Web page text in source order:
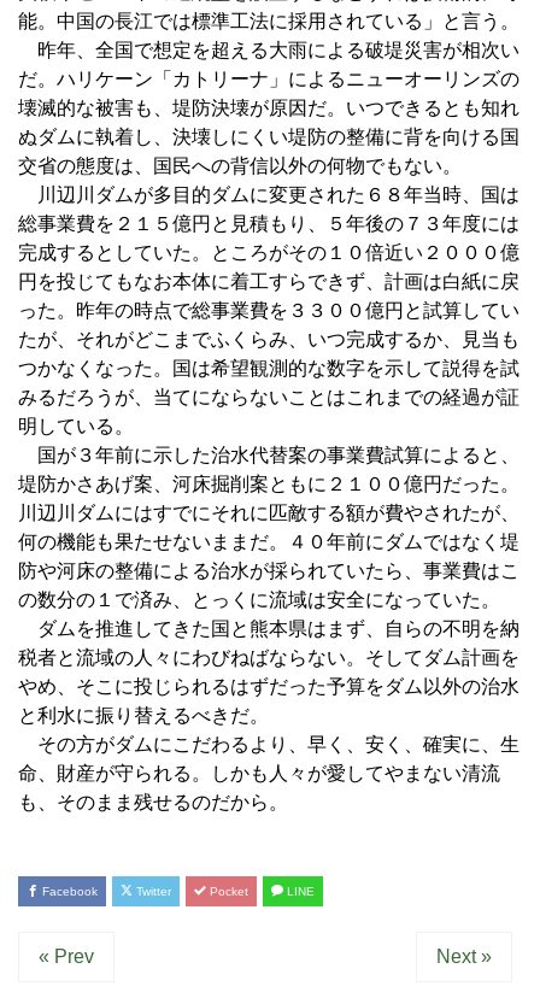
能。中国の長江では標準工法に採用されている」と言う。
昨年、全国で想定を超える大雨による破堤災害が相次い
だ。ハリケーン「カトリーナ」によるニューオーリンズの
壊滅的な被害も、堤防決壊が原因だ。いつできるとも知れ
ぬダムに執着し、決壊しにくい堤防の整備に背を向ける国
交省の態度は、国民への背信以外の何物でもない。
川辺川ダムが多目的ダムに変更された６８年当時、国は
総事業費を２１５億円と見積もり、５年後の７３年度には
完成するとしていた。ところがその１０倍近い２０００億
円を投じてもなお本体に着工すらできず、計画は白紙に戻
った。昨年の時点で総事業費を３３００億円と試算してい
たが、それがどこまでふくらみ、いつ完成するか、見当も
つかなくなった。国は希望観測的な数字を示して説得を試
みるだろうが、当てにならないことはこれまでの経過が証
明している。
国が３年前に示した治水代替案の事業費試算によると、
堤防かさあげ案、河床掘削案ともに２１００億円だった。
川辺川ダムにはすでにそれに匹敵する額が費やされたが、
何の機能も果たせないままだ。４０年前にダムではなく堤
防や河床の整備による治水が採られていたら、事業費はこ
の数分の１で済み、とっくに流域は安全になっていた。
ダムを推進してきた国と熊本県はまず、自らの不明を納
税者と流域の人々にわびねばならない。そしてダム計画を
やめ、そこに投じられるはずだった予算をダム以外の治水
と利水に振り替えるべきだ。
その方がダムにこだわるより、早く、安く、確実に、生
命、財産が守られる。しかも人々が愛してやまない清流
も、そのまま残せるのだから。
Facebook Twitter Pocket LINE
« Prev Next »